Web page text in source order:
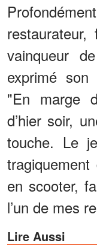
vainqueur
exprimé
"En marge
d’hier soir,
touche. Le
en scooter,
l’un de mes
Lire Aussi